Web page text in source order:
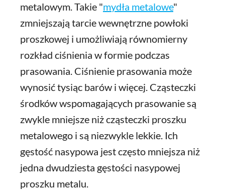
metalowym. Takie "mydła metalowe"
zmniejszają tarcie wewnętrzne powłoki
proszkowej i umożliwiają równomierny
rozkład ciśnienia w formie podczas
prasowania. Ciśnienie prasowania może
wynosić tysiąc barów i więcej. Cząsteczki
środków wspomagających prasowanie są
zwykle mniejsze niż cząsteczki proszku
metalowego i są niezwykle lekkie. Ich
gęstość nasypowa jest często mniejsza niż
jedna dwudziesta gęstości nasypowej
proszku metalu.